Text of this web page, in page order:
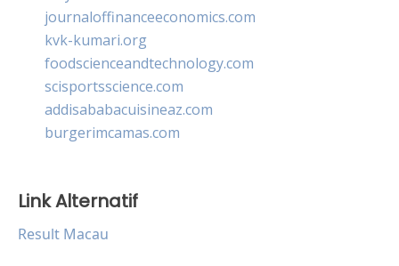
journaloffinanceeconomics.com
kvk-kumari.org
foodscienceandtechnology.com
scisportsscience.com
addisababacuisineaz.com
burgerimcamas.com
Link Alternatif
Result Macau